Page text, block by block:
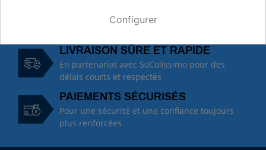
En fonction des quantités, commandes et de
LIVRAISON SÛRE ET RAPIDE
En partenariat avec SoColissimo pour des
délais courts et respectés
PAIEMENTS SÉCURISÉS
Pour une sécurité et une confiance toujours
plus renforcées
Configurer